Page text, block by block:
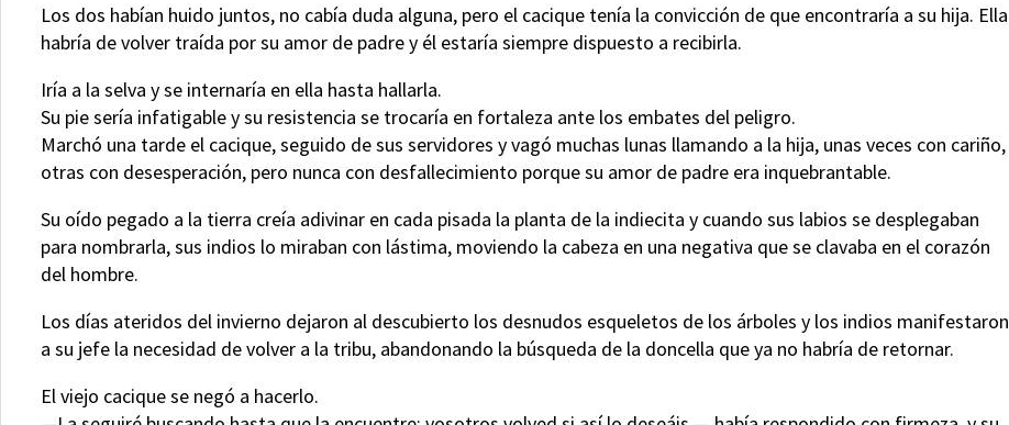
Los dos habían huido juntos, no cabía duda alguna, pero el cacique tenía la convicción de que encontraría a su hija. Ella
habría de volver traída por su amor de padre y él estaría siempre dispuesto a recibirla.
Iría a la selva y se internaría en ella hasta hallarla.
Su pie sería infatigable y su resistencia se trocaría en fortaleza ante los embates del peligro.
Marchó una tarde el cacique, seguido de sus servidores y vagó muchas lunas llamando a la hija, unas veces con cariño,
otras con desesperación, pero nunca con desfallecimiento porque su amor de padre era inquebrantable.
Su oído pegado a la tierra creía adivinar en cada pisada la planta de la indiecita y cuando sus labios se desplegaban
para nombrarla, sus indios lo miraban con lástima, moviendo la cabeza en una negativa que se clavaba en el corazón
del hombre.
Los días ateridos del invierno dejaron al descubierto los desnudos esqueletos de los árboles y los indios manifestaron
a su jefe la necesidad de volver a la tribu, abandonando la búsqueda de la doncella que ya no habría de retornar.
El viejo cacique se negó a hacerlo.